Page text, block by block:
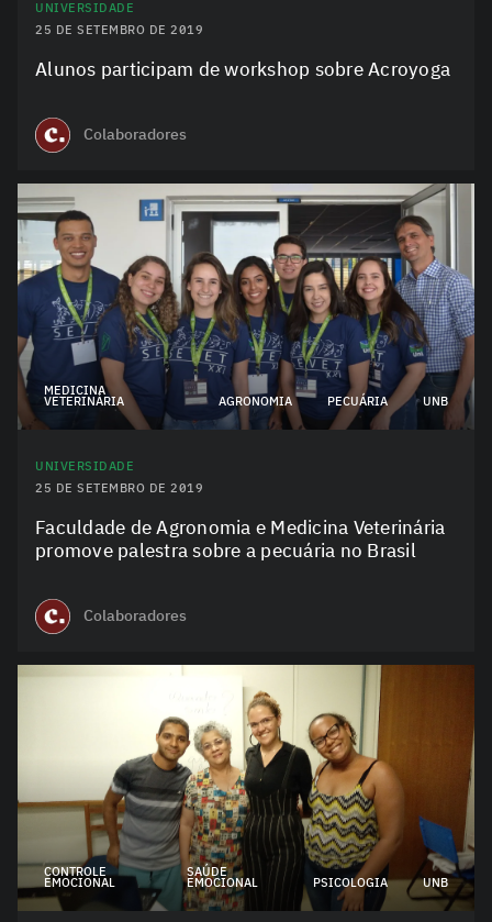
UNIVERSIDADE
25 DE SETEMBRO DE 2019
Alunos participam de workshop sobre Acroyoga
Colaboradores
MEDICINA
VETERINÁRIA
AGRONOMIA PECUÁRIA UNB
UNIVERSIDADE
25 DE SETEMBRO DE 2019
Faculdade de Agronomia e Medicina Veterinária
promove palestra sobre a pecuária no Brasil
Colaboradores
CONTROLE
EMOCIONAL
SAÚDE
EMOCIONAL
PSICOLOGIA UNB